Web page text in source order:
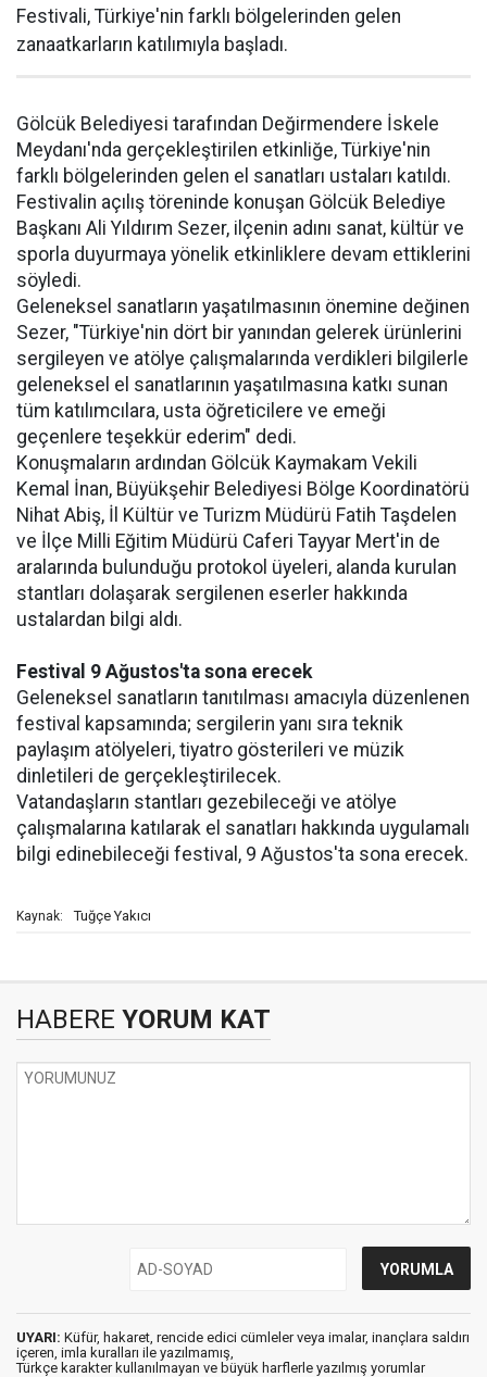
Festivali, Türkiye'nin farklı bölgelerinden gelen
zanaatkarların katılımıyla başladı.
Gölcük Belediyesi tarafından Değirmendere İskele
Meydanı'nda gerçekleştirilen etkinliğe, Türkiye'nin
farklı bölgelerinden gelen el sanatları ustaları katıldı.
Festivalin açılış töreninde konuşan Gölcük Belediye
Başkanı Ali Yıldırım Sezer, ilçenin adını sanat, kültür ve
sporla duyurmaya yönelik etkinliklere devam ettiklerini
söyledi.
Geleneksel sanatların yaşatılmasının önemine değinen
Sezer, "Türkiye'nin dört bir yanından gelerek ürünlerini
sergileyen ve atölye çalışmalarında verdikleri bilgilerle
geleneksel el sanatlarının yaşatılmasına katkı sunan
tüm katılımcılara, usta öğreticilere ve emeği
geçenlere teşekkür ederim" dedi.
Konuşmaların ardından Gölcük Kaymakam Vekili
Kemal İnan, Büyükşehir Belediyesi Bölge Koordinatörü
Nihat Abiş, İl Kültür ve Turizm Müdürü Fatih Taşdelen
ve İlçe Milli Eğitim Müdürü Caferi Tayyar Mert'in de
aralarında bulunduğu protokol üyeleri, alanda kurulan
stantları dolaşarak sergilenen eserler hakkında
ustalardan bilgi aldı.
Festival 9 Ağustos'ta sona erecek
Geleneksel sanatların tanıtılması amacıyla düzenlenen
festival kapsamında; sergilerin yanı sıra teknik
paylaşım atölyeleri, tiyatro gösterileri ve müzik
dinletileri de gerçekleştirilecek.
Vatandaşların stantları gezebileceği ve atölye
çalışmalarına katılarak el sanatları hakkında uygulamalı
bilgi edinebileceği festival, 9 Ağustos'ta sona erecek.
Kaynak: Tuğçe Yakıcı
HABERE YORUM KAT
UYARI: Küfür, hakaret, rencide edici cümleler veya imalar, inançlara saldırı
içeren, imla kuralları ile yazılmamış,
Türkçe karakter kullanılmayan ve büyük harflerle yazılmış yorumlar